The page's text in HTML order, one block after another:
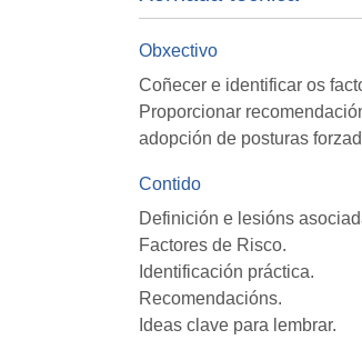
Obxectivo
Coñecer e identificar os
Proporcionar
adopción de posturas
Contido
Definición e lesións
Factores de Risco.
Identificación práctica.
Recomendacións.
Ideas clave para lembrar.